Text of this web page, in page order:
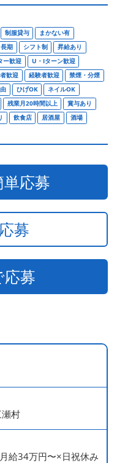
制服貸与
まかない有
長期 シフト制
昇給あり
ー歓迎
U・Iターン歓迎
歓迎 経験者歓迎
禁煙・分煙
ひげOK
ネイルOK
残業月20時間以上
賞与あり
飲食店 居酒屋 酒場
応募
募
募
瀬村
給34万円〜×日祝休み